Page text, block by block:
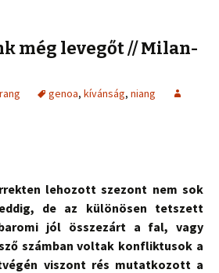
még levegőt // Milan-
genoa, kívánság, niang
lehozott szezont nem sok
de az különösen tetszett
jól összezárt a fal, vagy
számban voltak konfliktusok a
viszont rés mutatkozott a